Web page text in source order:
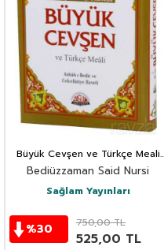
Büyük Cevşen ve Türkçe Meali
(Çanta Boy) Transkriptli Türkçe
Okunuşu
Bediüzzaman Said Nursi
Sağlam Yayınları
%30 750,00TL
525,00 TL